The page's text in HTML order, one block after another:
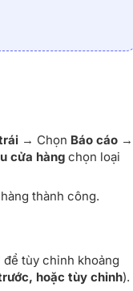
→ Chọn Báo cáo →
cửa hàng chọn loại
thành công.
để tùy chỉnh khoảng
hoặc tùy chỉnh).